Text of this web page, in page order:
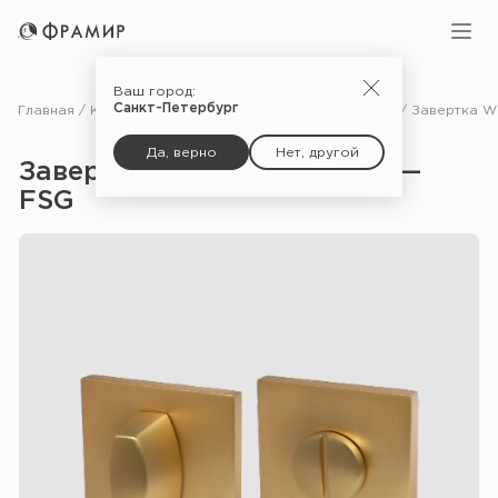
Ваш город:
Санкт-Петербург
Да, верно Нет, другой
Главная Каталог Фурнитура
Завертка WC Bolt BK6 USS —
FSG